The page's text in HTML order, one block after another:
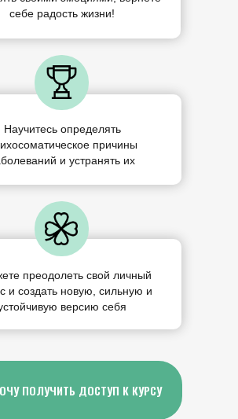
себе радость жизни!
Научитесь определять
причины
и устранять их
преодолеть свой личный
и создать новую, сильную и
версию себя
ПОЛУЧИТЬ ДОСТУП К КУРСУ